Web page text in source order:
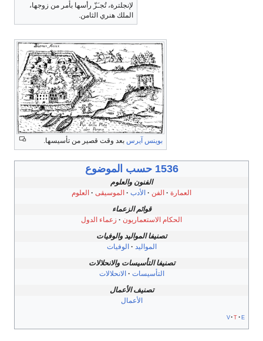
لإنجلترة، تُجـَزّ رأسها بأمر من زوجها،
الملك هنري الثامن.
بوينس آيرس بعد وقت قصير من تأسيسها.
1536 حسب الموضوع
الفنون والعلوم
العمارة
الفن الأدب الموسيقى
العلوم
قوائم الزعماء
الحكام الاستعماريون
زعماء الدول
تصنيفا المواليد والوفيات
المواليد
الوفيات
تصنيفا التأسيسات والانحلالات
التأسيسات
الانحلالات
تصنيف الأعمال
الأعمال
v t e